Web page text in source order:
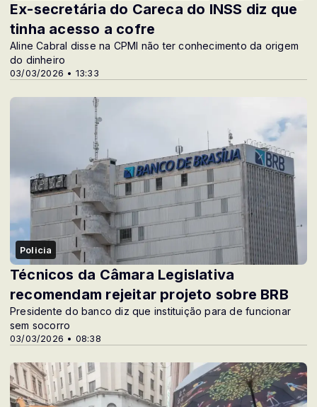
03/03/2026 • 13:33
Ex-secretária do Careca do INSS diz que
tinha acesso a cofre
Aline Cabral disse na CPMI não ter conhecimento da origem
do dinheiro
Policia
03/03/2026 • 08:38
Técnicos da Câmara Legislativa
recomendam rejeitar projeto sobre BRB
Presidente do banco diz que instituição para de funcionar
sem socorro